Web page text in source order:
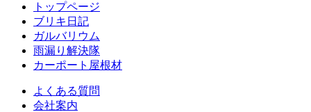
トップページ
ブリキ日記
ガルバリウム
雨漏り解決隊
カーポート屋根材
よくある質問
会社案内